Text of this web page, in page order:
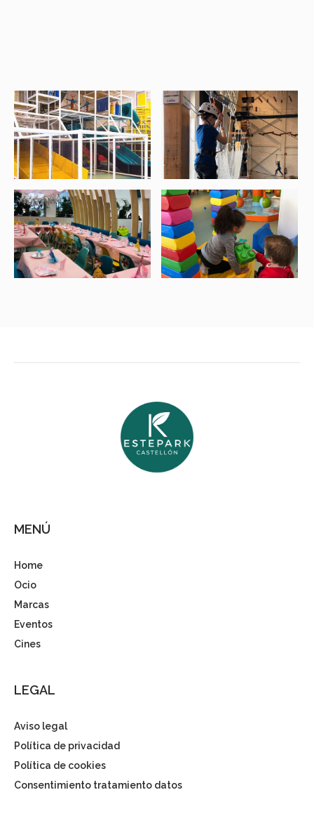
MENÚ
Home
Ocio
Marcas
Eventos
Cines
LEGAL
Aviso legal
Política de privacidad
Política de cookies
Consentimiento tratamiento datos